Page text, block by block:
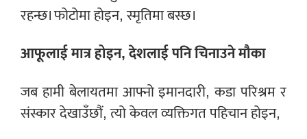
रहन्छ। फोटोमा होइन, स्मृतिमा बस्छ।
आफूलाई मात्र होइन, देशलाई पनि चिनाउने मौका
जब हामी बेलायतमा आफ्नो इमानदारी, कडा परिश्रम र
संस्कार देखाउँछौं, त्यो केवल व्यक्तिगत पहिचान होइन,